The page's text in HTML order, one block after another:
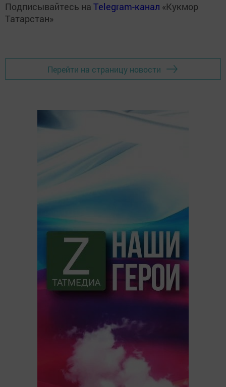
Подписывайтесь на Telegram-канал «Кукмор
Татарстан»
Перейти на страницу новости